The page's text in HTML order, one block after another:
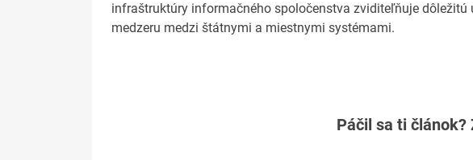
infraštruktúry informačného spoločenstva zviditeľňuje dôležitú
medzeru medzi štátnymi a miestnymi systémami.
Páčil sa ti